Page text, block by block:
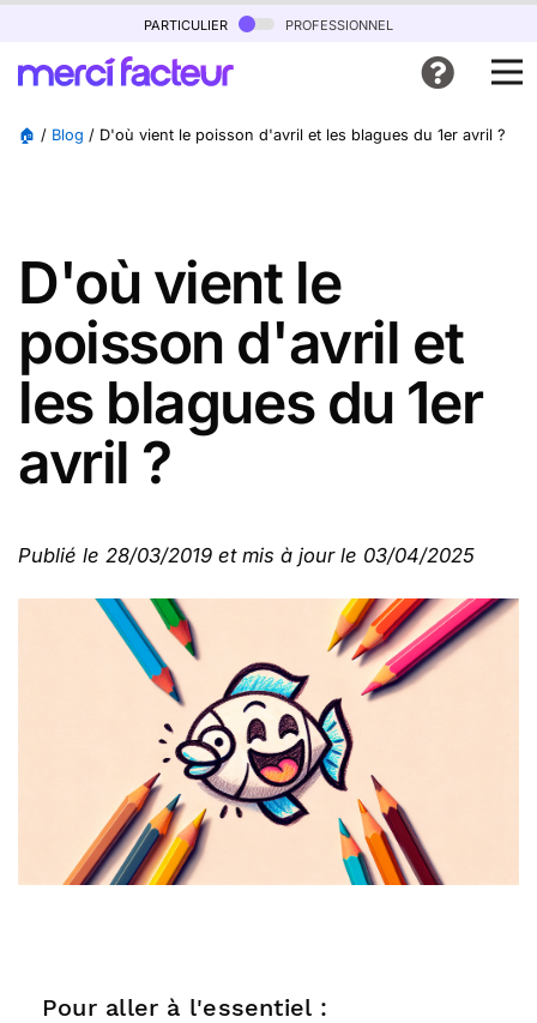
particulier professionnel
🏠 / Blog / D'où vient le poisson d'avril et les blagues du 1er avril ?
D'où vient le
poisson d'avril et
les blagues du 1er
avril ?
Publié le 28/03/2019 et mis à jour le 03/04/2025
Pour aller à l'essentiel :